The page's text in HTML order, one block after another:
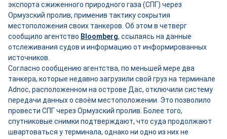
экспорта сжиженного природного газа (СПГ) через
Ормузский пролив, применив тактику сокрытия
местоположения своих танкеров. Об этом в четверг
сообщило агентство Bloomberg, ссылаясь на данные
отслеживания судов и информацию от информированных
источников.
Согласно сообщению агентства, по меньшей мере два
танкера, которые недавно загрузили свой груз на терминале
Adnoc, расположенном на острове Дас, отключили систему
передачи данных о своём местоположении. Это позволило
провести СПГ через Ормузский пролив. Более того,
спутниковые снимки подтверждают, что суда продолжают
швартоваться у терминала, однако ни одно из них не